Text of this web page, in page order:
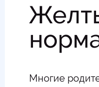
Многие